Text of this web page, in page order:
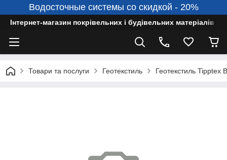
Водосточные системы со скидкой - 20%
Інтернет-магазин покрівельних і будівельних матеріалів
Товари та послуги Геотекстиль Геотекстиль Tipptex